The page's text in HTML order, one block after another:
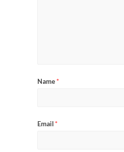
Name*
Email*